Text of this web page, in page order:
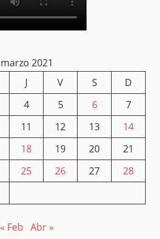
marzo 2021
J V S
D
4 5 6
7
11 12 13
14
18 19 20
21
25 26 27
28
« Feb Abr »